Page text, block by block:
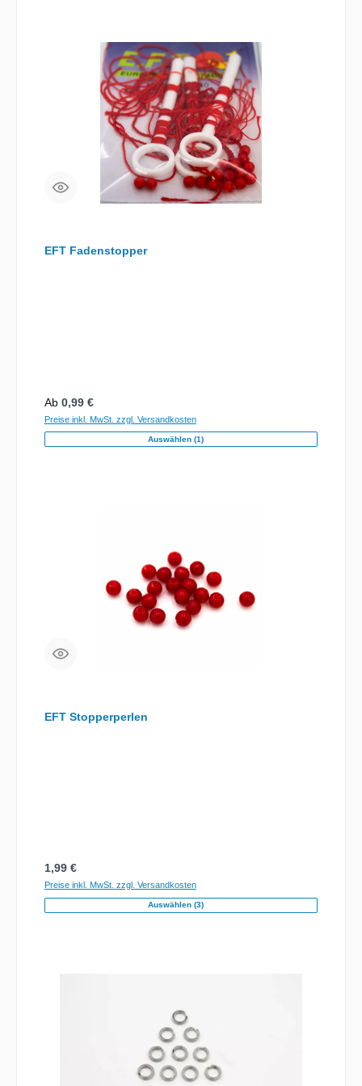
EFT Fadenstopper
Regulärer Preis:
Ab 0,99 €
Preise inkl. MwSt. zzgl. Versandkosten
Auswählen (1)
EFT Stopperperlen
Regulärer Preis:
1,99 €
Preise inkl. MwSt. zzgl. Versandkosten
Auswählen (3)